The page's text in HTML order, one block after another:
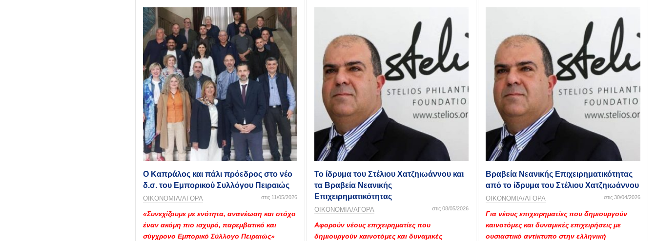
Ο Καπράλος και πάλι πρόεδρος στο νέο
δ.σ. του Εμπορικού Συλλόγου Πειραιώς
ΟΙΚΟΝΟΜΙΑ/ΑΓΟΡΑ στις 11/05/2026
«Συνεχίζουμε με ενότητα, ανανέωση και στόχο
έναν ακόμη πιο ισχυρό, παρεμβατικό και
σύγχρονο Εμπορικό Σύλλογο Πειραιώς»
Το ίδρυμα του Στέλιου Χατζηιωάννου και
τα Βραβεία Νεανικής
Επιχειρηματικότητας
ΟΙΚΟΝΟΜΙΑ/ΑΓΟΡΑ στις 08/05/2026
Αφορούν νέους επιχειρηματίες που
δημιουργούν καινοτόμες και δυναμικές
Βραβεία Νεανικής Επιχειρηματικότητας
από το ίδρυμα του Στέλιου Χατζηιωάννου
ΟΙΚΟΝΟΜΙΑ/ΑΓΟΡΑ στις 30/04/2026
Για νέους επιχειρηματίες που δημιουργούν
καινοτόμες και δυναμικές επιχειρήσεις με
ουσιαστικό αντίκτυπο στην ελληνική